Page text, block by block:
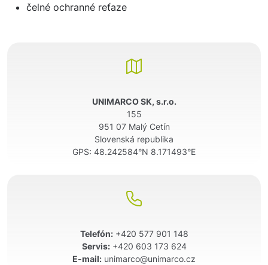
čelné ochranné reťaze
UNIMARCO SK, s.r.o.
155
951 07 Malý Cetín
Slovenská republika
GPS: 48.242584°N 8.171493°E
Telefón: +420 577 901 148
Servis: +420 603 173 624
E-mail: unimarco@unimarco.cz